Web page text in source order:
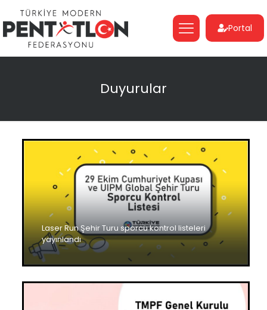
Portal
Duyurular
Laser Run Şehir Turu sporcu kontrol listeleri
yayınlandı